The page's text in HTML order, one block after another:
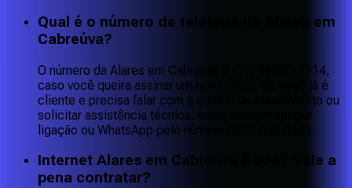
Qual é o número de telefone da Alares em
Cabreúva?
O número da Alares em Cabreúva é (19) 99662-3914,
caso você queira assinar um novo plano. Se você já é
cliente e precisa falar com a central de atendimento ou
solicitar assistência técnica, entre em contato por
ligação ou WhatsApp pelo número 0800 042 0101.
Internet Alares em Cabreúva é boa? Vale a
pena contratar?